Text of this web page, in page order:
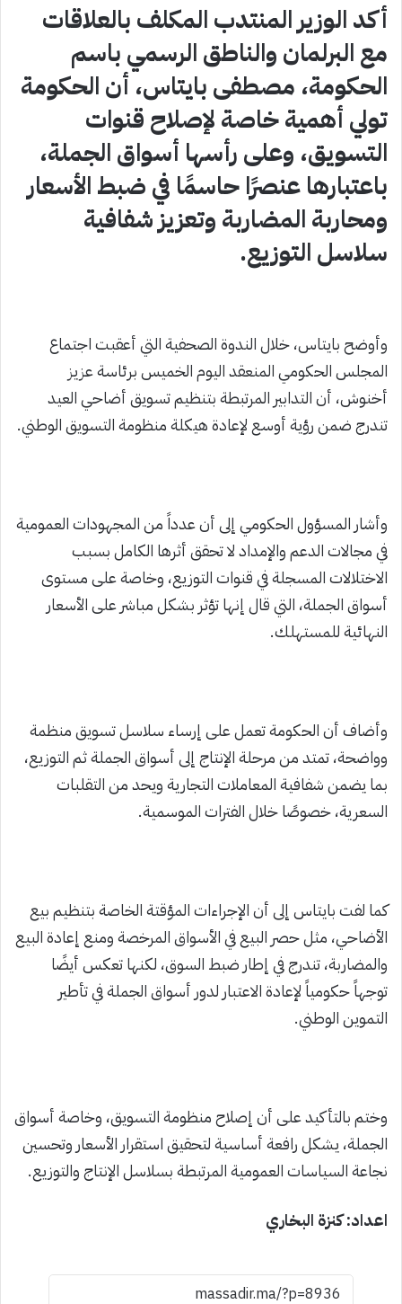
أكد الوزير المنتدب المكلف بالعلاقات
مع البرلمان والناطق الرسمي باسم
الحكومة، مصطفى بايتاس، أن الحكومة
تولي أهمية خاصة لإصلاح قنوات
التسويق، وعلى رأسها أسواق الجملة،
باعتبارها عنصرًا حاسمًا في ضبط الأسعار
ومحاربة المضاربة وتعزيز شفافية
سلاسل التوزيع.
وأوضح بايتاس، خلال الندوة الصحفية التي أعقبت اجتماع
المجلس الحكومي المنعقد اليوم الخميس برئاسة عزيز
أخنوش، أن التدابير المرتبطة بتنظيم تسويق أضاحي العيد
تندرج ضمن رؤية أوسع لإعادة هيكلة منظومة التسويق الوطني.
وأشار المسؤول الحكومي إلى أن عدداً من المجهودات العمومية
في مجالات الدعم والإمداد لا تحقق أثرها الكامل بسبب
الاختلالات المسجلة في قنوات التوزيع، وخاصة على مستوى
أسواق الجملة، التي قال إنها تؤثر بشكل مباشر على الأسعار
النهائية للمستهلك.
وأضاف أن الحكومة تعمل على إرساء سلاسل تسويق منظمة
وواضحة، تمتد من مرحلة الإنتاج إلى أسواق الجملة ثم التوزيع،
بما يضمن شفافية المعاملات التجارية ويحد من التقلبات
السعرية، خصوصًا خلال الفترات الموسمية.
كما لفت بايتاس إلى أن الإجراءات المؤقتة الخاصة بتنظيم بيع
الأضاحي، مثل حصر البيع في الأسواق المرخصة ومنع إعادة البيع
والمضاربة، تندرج في إطار ضبط السوق، لكنها تعكس أيضًا
توجهاً حكومياً لإعادة الاعتبار لدور أسواق الجملة في تأطير
التموين الوطني.
وختم بالتأكيد على أن إصلاح منظومة التسويق، وخاصة أسواق
الجملة، يشكل رافعة أساسية لتحقيق استقرار الأسعار وتحسين
نجاعة السياسات العمومية المرتبطة بسلاسل الإنتاج والتوزيع.
اعداد: كنزة البخاري